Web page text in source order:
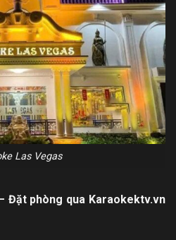
Las Vegas
Đặt phòng qua Karaokektv.vn